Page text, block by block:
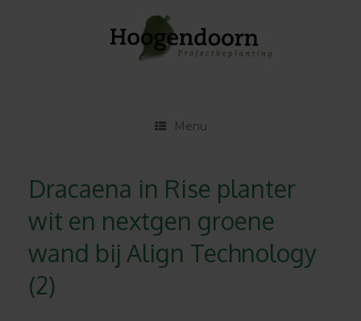
Menu
Dracaena in Rise planter
wit en nextgen groene
wand bij Align Technology
(2)